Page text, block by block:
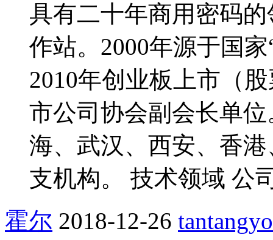
具有二十年商用密码
作站。2000年源于国
2010年创业板上市（
市公司协会副会长单
海、武汉、西安、香
支机构。 技术领域 公
霍尔 2018-12-26